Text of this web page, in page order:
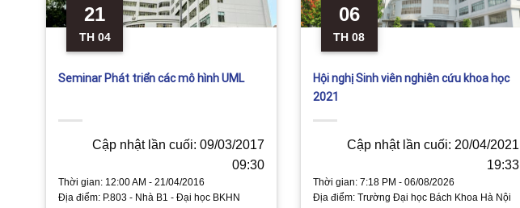
21
TH 04
Seminar Phát triển các mô hình UML
Cập nhật lần cuối: 09/03/2017
09:30
Thời gian: 12:00 AM - 21/04/2016
Địa điểm: P.803 - Nhà B1 - Đại học BKHN
06
TH 08
Hội nghị Sinh viên nghiên cứu khoa học
2021
Cập nhật lần cuối: 20/04/2021
19:33
Thời gian: 7:18 PM - 06/08/2026
Địa điểm: Trường Đại học Bách Khoa Hà Nội